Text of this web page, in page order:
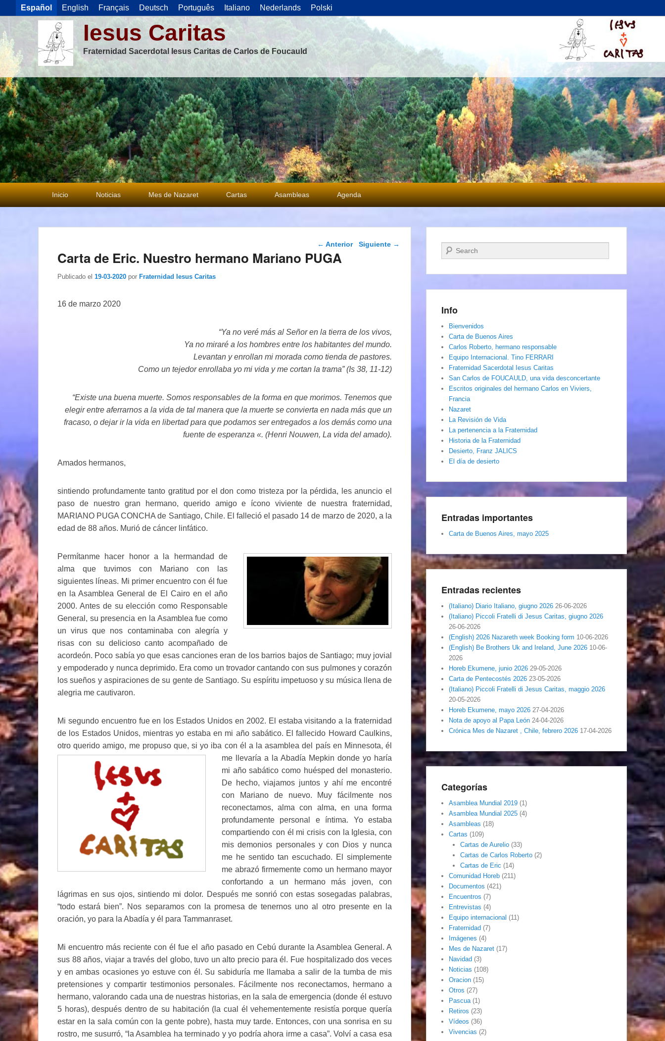
Español English Français Deutsch Português Italiano Nederlands Polski
Iesus Caritas
Fraternidad Sacerdotal Iesus Caritas de Carlos de Foucauld
Menú
principal
Inicio Noticias Mes de Nazaret Cartas Asambleas Agenda
Navegación de
← Anterior Siguiente →
Carta de Eric. Nuestro hermano Mariano PUGA
Publicado el 19-03-2020 por Fraternidad Iesus Caritas
16 de marzo 2020
“Ya no veré más al Señor en la tierra de los vivos,
Ya no miraré a los hombres entre los habitantes del mundo.
Levantan y enrollan mi morada como tienda de pastores.
Como un tejedor enrollaba yo mi vida y me cortan la trama” (Is 38, 11-12)
“Existe una buena muerte. Somos responsables de la forma en que morimos. Tenemos que
elegir entre aferrarnos a la vida de tal manera que la muerte se convierta en nada más que un
fracaso, o dejar ir la vida en libertad para que podamos ser entregados a los demás como una
fuente de esperanza «. (Henri Nouwen, La vida del amado).
Amados hermanos,
sintiendo profundamente tanto gratitud por el don como tristeza por la pérdida, les anuncio el
paso de nuestro gran hermano, querido amigo e ícono viviente de nuestra fraternidad,
MARIANO PUGA CONCHA de Santiago, Chile. El falleció el pasado 14 de marzo de 2020, a la
edad de 88 años. Murió de cáncer linfático.
Permítanme hacer honor a la hermandad de
alma que tuvimos con Mariano con las
siguientes líneas. Mi primer encuentro con él fue
en la Asamblea General de El Cairo en el año
2000. Antes de su elección como Responsable
General, su presencia en la Asamblea fue como
un virus que nos contaminaba con alegría y
risas con su delicioso canto acompañado de
acordeón. Poco sabía yo que esas canciones eran de los barrios bajos de Santiago; muy jovial
y empoderado y nunca deprimido. Era como un trovador cantando con sus pulmones y corazón
los sueños y aspiraciones de su gente de Santiago. Su espíritu impetuoso y su música llena de
alegria me cautivaron.
Mi segundo encuentro fue en los Estados Unidos en 2002. El estaba visitando a la fraternidad
de los Estados Unidos, mientras yo estaba en mi año sabático. El fallecido Howard Caulkins,
otro querido amigo, me propuso que, si yo iba con él a la asamblea del país en Minnesota, él
me llevaría a la Abadía Mepkin donde yo haría
mi año sabático como huésped del monasterio.
De hecho, viajamos juntos y ahí me encontré
con Mariano de nuevo. Muy fácilmente nos
reconectamos, alma con alma, en una forma
profundamente personal e íntima. Yo estaba
compartiendo con él mi crisis con la Iglesia, con
mis demonios personales y con Dios y nunca
me he sentido tan escuchado. El simplemente
me abrazó firmemente como un hermano mayor
confortando a un hermano más joven, con
lágrimas en sus ojos, sintiendo mi dolor. Después me sonrió con estas sosegadas palabras,
“todo estará bien”. Nos separamos con la promesa de tenernos uno al otro presente en la
oración, yo para la Abadía y él para Tammanraset.
Mi encuentro más reciente con él fue el año pasado en Cebú durante la Asamblea General. A
sus 88 años, viajar a través del globo, tuvo un alto precio para él. Fue hospitalizado dos veces
y en ambas ocasiones yo estuve con él. Su sabiduría me llamaba a salir de la tumba de mis
pretensiones y compartir testimonios personales. Fácilmente nos reconectamos, hermano a
hermano, valorando cada una de nuestras historias, en la sala de emergencia (donde él estuvo
5 horas), después dentro de su habitación (la cual él vehementemente resistía porque quería
estar en la sala común con la gente pobre), hasta muy tarde. Entonces, con una sonrisa en su
rostro, me susurró, “la Asamblea ha terminado y yo podría ahora irme a casa”. Volví a casa esa
Buscar
Info
Bienvenidos
Carta de Buenos Aires
Carlos Roberto, hermano responsable
Equipo Internacional. Tino FERRARI
Fraternidad Sacerdotal Iesus Caritas
San Carlos de FOUCAULD, una vida desconcertante
Escritos originales del hermano Carlos en Viviers,
Francia
Nazaret
La Revisión de Vida
La pertenencia a la Fraternidad
Historia de la Fraternidad
Desierto, Franz JALICS
El día de desierto
Entradas importantes
Carta de Buenos Aires, mayo 2025
Entradas recientes
(Italiano) Diario Italiano, giugno 2026 26-06-2026
(Italiano) Piccoli Fratelli di Jesus Caritas, giugno 2026
26-06-2026
(English) 2026 Nazareth week Booking form 10-06-2026
(English) Be Brothers Uk and Ireland, June 2026 10-06-
2026
Horeb Ekumene, junio 2026 29-05-2026
Carta de Pentecostés 2026 23-05-2026
(Italiano) Piccoli Fratelli di Jesus Caritas, maggio 2026
20-05-2026
Horeb Ekumene, mayo 2026 27-04-2026
Nota de apoyo al Papa León 24-04-2026
Crónica Mes de Nazaret , Chile, febrero 2026 17-04-2026
Categorías
Asamblea Mundial 2019 (1)
Asamblea Mundial 2025 (4)
Asambleas (18)
Cartas (109)
Cartas de Aurelio(33)
Cartas de Carlos Roberto(2)
Cartas de Eric (14)
Comunidad Horeb (211)
Documentos (421)
Encuentros (7)
Entrevistas (4)
Equipo internacional (11)
Fraternidad (7)
Imágenes (4)
Mes de Nazaret (17)
Navidad (3)
Noticias (108)
Oracion (15)
Otros (27)
Pascua(1)
Retiros (23)
Vídeos (36)
Vivencias (2)